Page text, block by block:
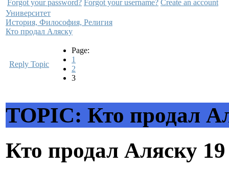
Forgot your password? Forgot your username? Create an account
Университет
История, Философия, Религия
Кто продал Аляску
Reply Topic
Page:
1
2
3
TOPIC: Кто продал
Кто продал Аляску